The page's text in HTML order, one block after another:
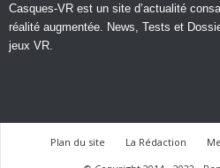
Casques-VR est un site d’actualité
réalité augmentée. News, Tests et
jeux VR.
Plan du site La Rédaction